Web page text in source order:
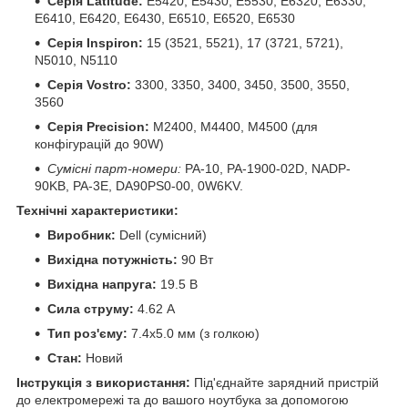
E6410, E6420, E6430, E6510, E6520, E6530
Серія Inspiron: 15 (3521, 5521), 17 (3721, 5721),
N5010, N5110
Серія Vostro: 3300, 3350, 3400, 3450, 3500, 3550,
3560
Серія Precision: M2400, M4400, M4500 (для
конфігурацій до 90W)
Сумісні парт-номери: PA-10, PA-1900-02D, NADP-
90KB, PA-3E, DA90PS0-00, 0W6KV.
Технічні характеристики:
Виробник: Dell (сумісний)
Вихідна потужність: 90 Вт
Вихідна напруга: 19.5 В
Сила струму: 4.62 А
Тип роз'єму: 7.4x5.0 мм (з голкою)
Стан: Новий
Інструкція з використання: Під'єднайте зарядний пристрій
до електромережі та до вашого ноутбука за допомогою